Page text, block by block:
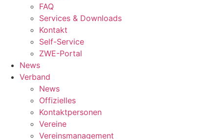
FAQ
Services & Downloads
Kontakt
Self-Service
ZWE-Portal
News
Verband
News
Offizielles
Kontaktpersonen
Vereine
Vereinsmanagement